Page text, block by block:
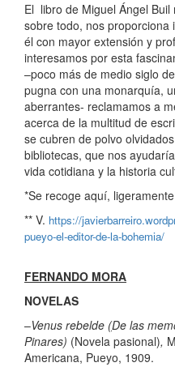
El libro de Miguel Ángel Buil
sobre todo, nos
él con mayor extensión y
interesamos por esta
–poco más de medio siglo
pugna con una monarquía,
aberrantes- reclamamos a
acerca de la multitud de
se cubren de polvo
bibliotecas, que nos
vida cotidiana y la historia
*Se recoge aquí,
** V. https://
pueyo-el-editor-de-la-bohemia/
FERNANDO MORA
NOVELAS
–Venus rebelde (De las
Pinares) (Novela pasional),
Americana, Pueyo, 1909.